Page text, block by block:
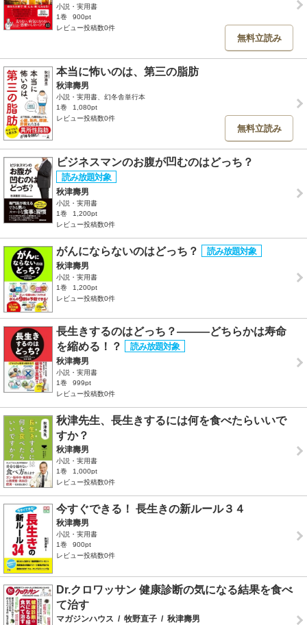
小説・実用書
1巻
900pt
レビュー投稿数0件
無料立読み
本当に怖いのは、第三の脂肪
秋津壽男
小説・実用書、幻冬舎単行本
1巻
1,080pt
レビュー投稿数0件
無料立読み
ビジネスマンのお腹が凹むのはどっち？
秋津壽男
小説・実用書
1巻
1,200pt
レビュー投稿数0件
がんにならないのはどっち？
秋津壽男
小説・実用書
1巻
1,200pt
レビュー投稿数0件
長生きするのはどっち？―――どちらかは寿命
を縮める！？
秋津壽男
小説・実用書
1巻
999pt
レビュー投稿数0件
秋津先生、長生きするには何を食べたらいいで
すか？
秋津壽男
小説・実用書
1巻
1,000pt
レビュー投稿数0件
今すぐできる！ 長生きの新ルール３４
秋津壽男
小説・実用書
1巻
900pt
レビュー投稿数0件
Dr.クロワッサン 健康診断の気になる結果を食べ
て治す
マガジンハウス / 牧野直子 / 秋津壽男